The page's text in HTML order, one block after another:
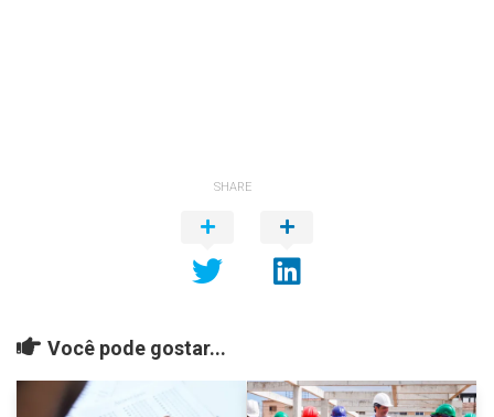
SHARE
Você pode gostar...